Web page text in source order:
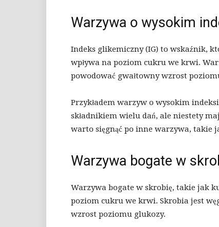
Warzywa o wysokim
Indeks glikemiczny (IG) to wskaźnik,
wpływa na poziom cukru we krwi.
powodować gwałtowny wzrost
Przykładem warzyw o wysokim
składnikiem wielu dań, ale niestety
warto sięgnąć po inne warzywa, takie
Warzywa bogate w
Warzywa bogate w skrobię, takie jak
poziom cukru we krwi. Skrobia jest
wzrost poziomu glukozy.